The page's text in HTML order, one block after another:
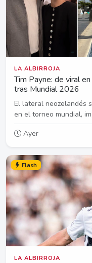
LA ALBIRROJA
Tim Payne: de viral
tras Mundial 2026
El lateral neozelandés
en el torneo mundial,
Ayer
Flash
LA ALBIRROJA